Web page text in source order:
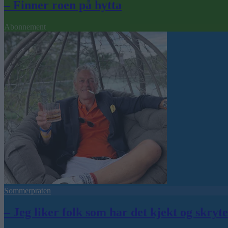
– Finner roen på hytta
Abonnement
Sommerpraten
– Jeg liker folk som har det kjekt og